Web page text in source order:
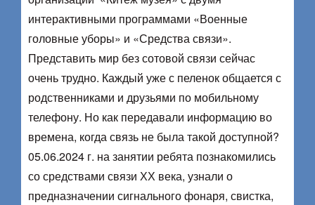
интерактивными программами «Военные
головные уборы» и «Средства связи».
Представить мир без сотовой связи сейчас
очень трудно. Каждый уже с пеленок общается с
родственниками и друзьями по мобильному
телефону. Но как передавали информацию во
времена, когда связь не была такой доступной?
05.06.2024 г. на занятии ребята познакомились
со средствами связи ХХ века, узнали о
предназначении сигнального фонаря, свистка,